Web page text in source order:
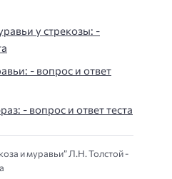
у стрекозы: -
- вопрос и ответ
- вопрос и ответ теста
и муравьи” Л.Н. Толстой -